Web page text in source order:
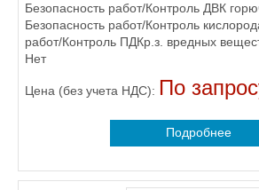
Безопасность работ/Контроль ДВК
Безопасность работ/Контроль
работ/Контроль ПДКр.з. вредных
Нет
Цена (без учета НДС): По
Подробнее